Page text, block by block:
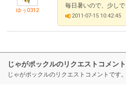
ゆぅ0312
毎日暑いので、少し
2011-07-15 10:42:45
じゃがポックルのリクエストコメント
じゃがポックルのリクエストコメントです